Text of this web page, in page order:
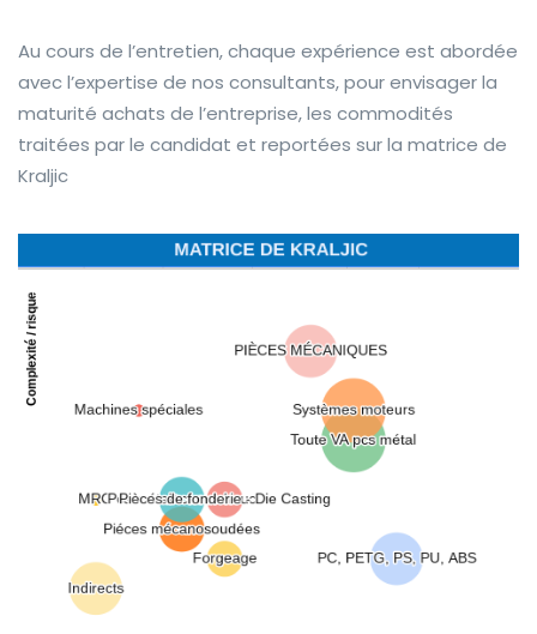
Au cours de l’entretien, chaque expérience est abordée
avec l’expertise de nos consultants, pour envisager la
maturité achats de l’entreprise, les commodités
traitées par le candidat et reportées sur la matrice de
Kraljic